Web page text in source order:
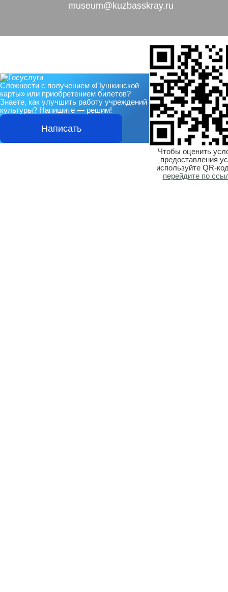
museum@kuzbasskray.ru
Сложности с получением «Пушкинской
карты» или приобретением билетов?
Знаете, как улучшить работу учреждений
культуры? Напишите — решим!
Написать
Чтобы оценить
предоставления
используйте QR-
перейдите по